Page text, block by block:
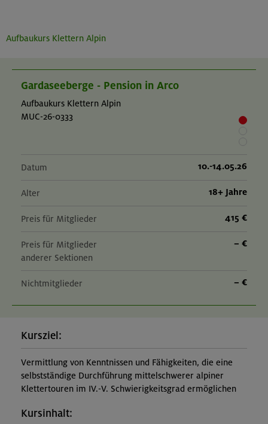
Aufbaukurs Klettern Alpin
Gardaseeberge - Pension in Arco
Aufbaukurs Klettern Alpin
MUC-26-0333
Datum 10.-14.05.26
Alter 18+ Jahre
Preis für Mitglieder 415 €
Preis für Mitglieder
anderer Sektionen
– €
Nichtmitglieder – €
Kursziel:
Vermittlung von Kenntnissen und Fähigkeiten, die eine
selbstständige Durchführung mittelschwerer alpiner
Klettertouren im IV.-V. Schwierigkeitsgrad ermöglichen
Kursinhalt: